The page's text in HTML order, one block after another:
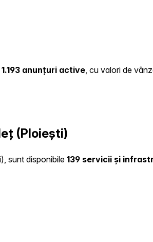
1.193 anunțuri active , cu valori de
(Ploiești)
sunt disponibile139 servicii și